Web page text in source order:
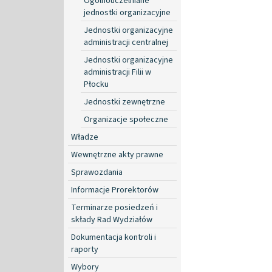
jednostki organizacyjne
Jednostki organizacyjne
administracji centralnej
Jednostki organizacyjne
administracji Filii w
Płocku
Jednostki zewnętrzne
Organizacje społeczne
Władze
Wewnętrzne akty prawne
Sprawozdania
Informacje Prorektorów
Terminarze posiedzeń i
składy Rad Wydziałów
Dokumentacja kontroli i
raporty
Wybory